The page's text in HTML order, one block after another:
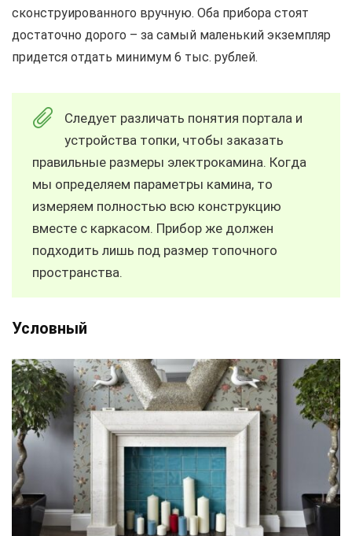
сконструированного вручную. Оба прибора стоят
достаточно дорого – за самый маленький экземпляр
придется отдать минимум 6 тыс. рублей.
Следует различать понятия портала и
устройства топки, чтобы заказать
правильные размеры электрокамина. Когда
мы определяем параметры камина, то
измеряем полностью всю конструкцию
вместе с каркасом. Прибор же должен
подходить лишь под размер топочного
пространства.
Условный